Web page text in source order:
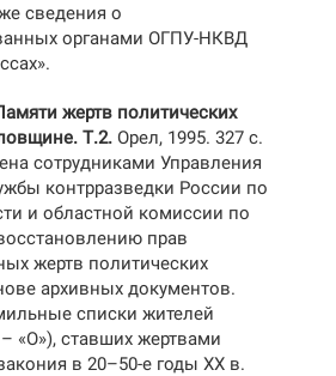
сведения о
органами ОГПУ-НКВД
жертв политических
Т.2. Орел, 1995. 327 с.
сотрудниками Управления
контрразведки России по
и областной комиссии по
прав
жертв политических
архивных документов.
списки жителей
«О»), ставших жертвами
в 20–50-е годы ХХ в.